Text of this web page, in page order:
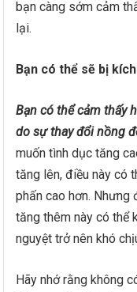
bạn càng sớm cảm
lại.
Bạn có thể sẽ bị
Bạn có thể cảm thấy
do sự thay đổi nồng
muốn tình dục tăng
tăng lên, điều này có
phấn cao hơn.
tăng thêm này có thể
nguyệt trở nên khó
Hãy nhớ rằng không